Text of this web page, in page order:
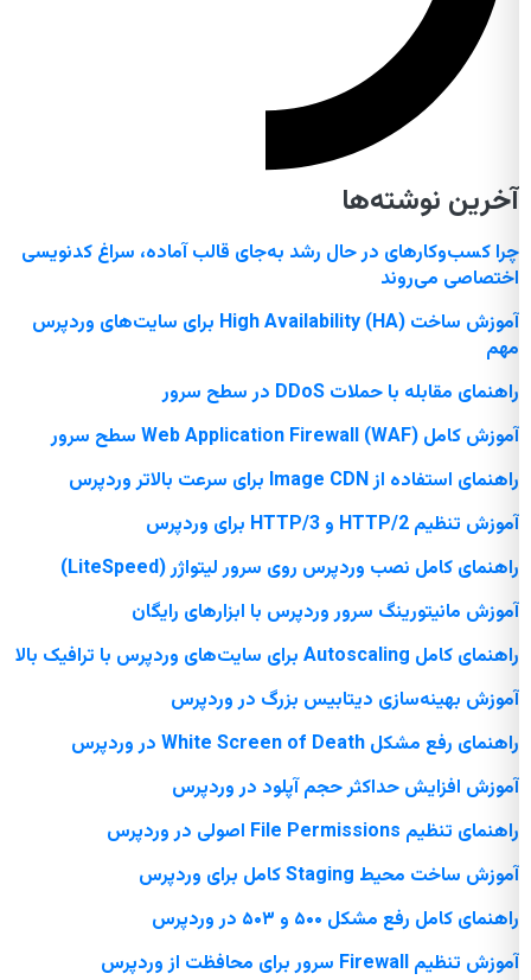
آخرین نوشته‌ها
چرا کسب‌وکارهای در حال رشد به‌جای قالب آماده، سراغ کدنویسی
اختصاصی می‌روند
آموزش ساخت High Availability (HA) برای سایت‌های وردپرس
مهم
راهنمای مقابله با حملات DDoS در سطح سرور
آموزش کامل Web Application Firewall (WAF) سطح سرور
راهنمای استفاده از Image CDN برای سرعت بالاتر وردپرس
آموزش تنظیم HTTP/2 و HTTP/3 برای وردپرس
راهنمای کامل نصب وردپرس روی سرور لیتواژر (LiteSpeed)
آموزش مانیتورینگ سرور وردپرس با ابزارهای رایگان
راهنمای کامل Autoscaling برای سایت‌های وردپرس با ترافیک بالا
آموزش بهینه‌سازی دیتابیس بزرگ در وردپرس
راهنمای رفع مشکل White Screen of Death در وردپرس
آموزش افزایش حداکثر حجم آپلود در وردپرس
راهنمای تنظیم File Permissions اصولی در وردپرس
آموزش ساخت محیط Staging کامل برای وردپرس
راهنمای کامل رفع مشکل ۵۰۰ و ۵۰۳ در وردپرس
آموزش تنظیم Firewall سرور برای محافظت از وردپرس